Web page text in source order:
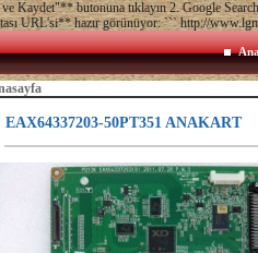
Kaydet"** butonuna tıklayın 2. Google
URL'si** hazır görünüyor: ``` http://
EAX64337203-50PT351 ANAKART